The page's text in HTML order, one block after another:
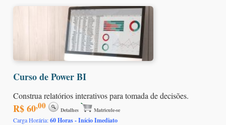
Curso de Power BI
Construa relatórios interativos para tomada de decisões.
R$ 60,00 Detalhes Matricule-se
Carga Horária:60 Horas - Início Imediato